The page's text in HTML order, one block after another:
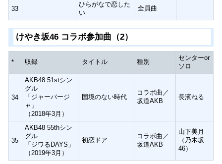
33
ひらがなで恋した
い
全員曲
けやき坂46 コラボ参加曲（2）
* 収録 タイトル 種別
センターor
ソロ
34
AKB48 51stシン
グル
「ジャーバージ
ャ」
（2018年3月）
国境のない時代
コラボ曲／
坂道AKB
長濱ねる
35
AKB48 55thシン
グル
「ジワるDAYS」
（2019年3月）
初恋ドア
コラボ曲／
坂道AKB
山下美月
（乃木坂
46）